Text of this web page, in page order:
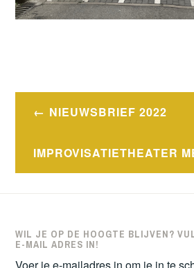
Bericht
NIEUWSBRIEF 2022
IMPROVISATIETHEATER
WIL JE OP DE HOOGTE BLIJVEN?
E-MAIL ADRES IN!